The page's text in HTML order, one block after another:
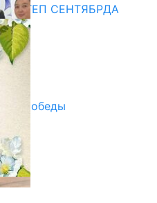
СЕНТЯБРДА
Победы